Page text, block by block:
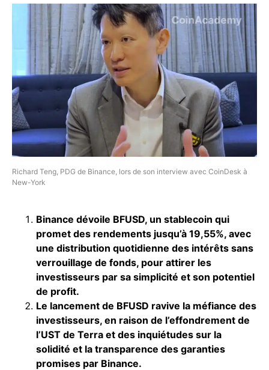
Richard Teng, PDG de Binance, lors de son interview avec CoinDesk à
New-York
Binance dévoile BFUSD, un stablecoin qui
promet des rendements jusqu’à 19,55%, avec
une distribution quotidienne des intérêts sans
verrouillage de fonds, pour attirer les
investisseurs par sa simplicité et son potentiel
de profit.
Le lancement de BFUSD ravive la méfiance des
investisseurs, en raison de l’effondrement de
l’UST de Terra et des inquiétudes sur la
solidité et la transparence des garanties
promises par Binance.